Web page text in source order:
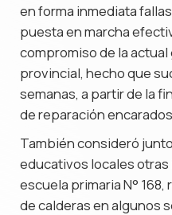
en forma inmediata
puesta en marcha
compromiso de la
provincial, hecho que
semanas, a partir de la
de reparación
También consideró
educativos locales
escuela primaria N°
de calderas en algunos